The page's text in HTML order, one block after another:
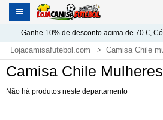
Ganhe 10%de desconto acima de 70 €,
Lojacamisafutebol.com Camisa Chile
Camisa Chile Mulheres
Não há produtos neste departamento